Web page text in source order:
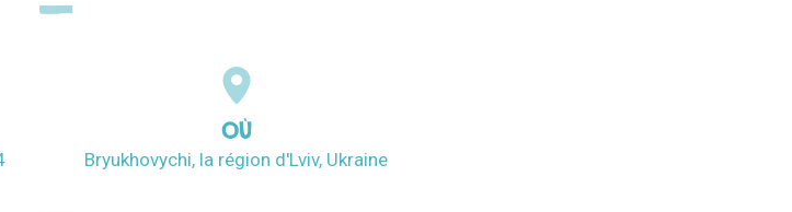
OÙ
Bryukhovychi, la région d'Lviv, Ukraine